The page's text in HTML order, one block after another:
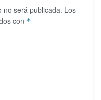
no será publicada. Los
con *